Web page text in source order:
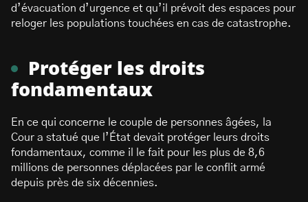
d’évacuation d’urgence et qu’il prévoit des espaces pour
reloger les populations touchées en cas de catastrophe.
Protéger les droits
fondamentaux
En ce qui concerne le couple de personnes âgées, la
Cour a statué que l’État devait protéger leurs droits
fondamentaux, comme il le fait pour les plus de 8,6
millions de personnes déplacées par le conflit armé
depuis près de six décennies.